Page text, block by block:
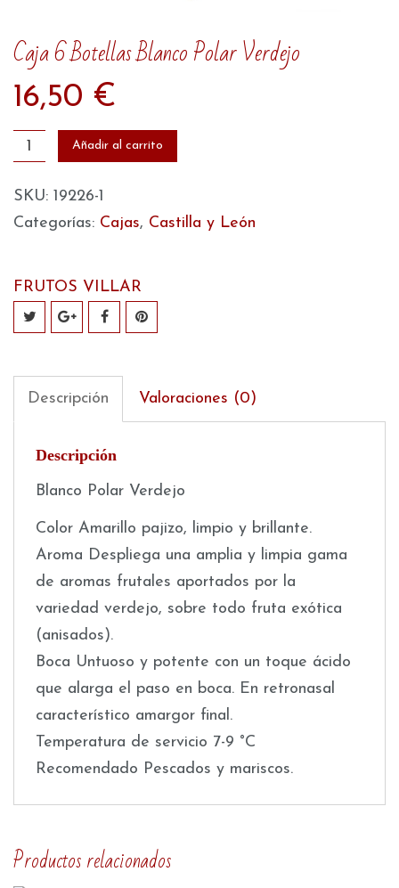
Caja 6 Botellas Blanco Polar Verdejo
16,50 €
Caja
Botellas
Blanco
Verdejo
cantidad
Añadir al carrito
SKU: 19226-1
Categorías: Cajas, Castilla y León
FRUTOS VILLAR
Descripción Valoraciones (0)
Descripción
Blanco Polar Verdejo
Color Amarillo pajizo, limpio y brillante.
Aroma Despliega una amplia y limpia gama
de aromas frutales aportados por la
variedad verdejo, sobre todo fruta exótica
(anisados).
Boca Untuoso y potente con un toque ácido
que alarga el paso en boca. En retronasal
característico amargor final.
Temperatura de servicio 7-9 °C
Recomendado Pescados y mariscos.
Productos relacionados